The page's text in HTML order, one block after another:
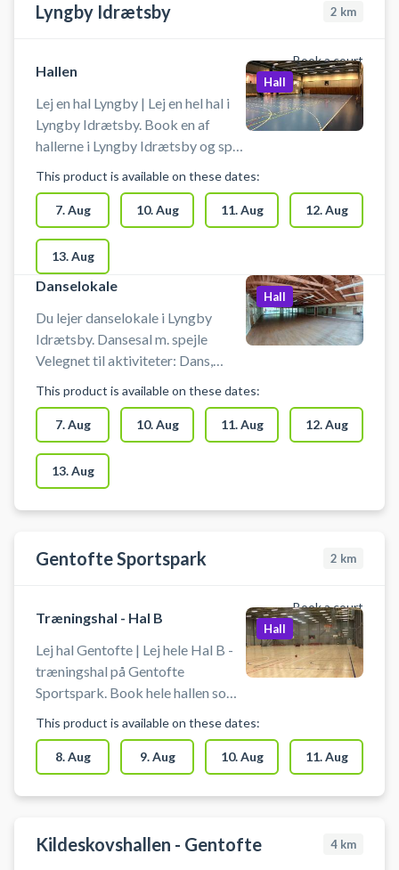
Lyngby Idrætsby 2 km
Book a court
Hallen
Lej en hal Lyngby | Lej en hel hal i
Lyngby Idrætsby. Book en af
hallerne i Lyngby Idrætsby og spil
af hallen kan bruges til blandt
andet indendørs fodbold,
håndbold, volley og badminton.
Der er net og mål til rådighed. Der
er mulighed for omklædning og
gratis parkering ved booking af
hallerne i Lyngby Idrætsby.
Hall
This product is available on these dates:
7. Aug 10. Aug 11. Aug 12. Aug
13. Aug
Danselokale
Du lejer danselokale i Lyngby
Idrætsby. Dansesal m. spejle
Velegnet til aktiviteter: Dans,
personer: 20
Hall
This product is available on these dates:
7. Aug 10. Aug 11. Aug 12. Aug
13. Aug
Gentofte Sportspark 2 km
Book a court
Træningshal - Hal B
Lej hal Gentofte | Lej hele Hal B -
træningshal på Gentofte
Sportspark. Book hele hallen som
bander), håndboldbane,
basketball eller volleyball på 3
baner eller til badminton på 6
badmintonbaner.
Hall
This product is available on these dates:
8. Aug 9. Aug 10. Aug 11. Aug
Kildeskovshallen - Gentofte 4 km